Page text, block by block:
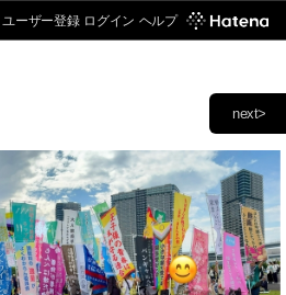
ユーザー登録 ログイン ヘルプ
next>